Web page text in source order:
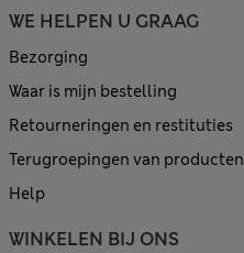
WE HELPEN U GRAAG
Bezorging
Waar is mijn bestelling
Retourneringen en restituties
Terugroepingen van producten
Help
WINKELEN BIJ ONS